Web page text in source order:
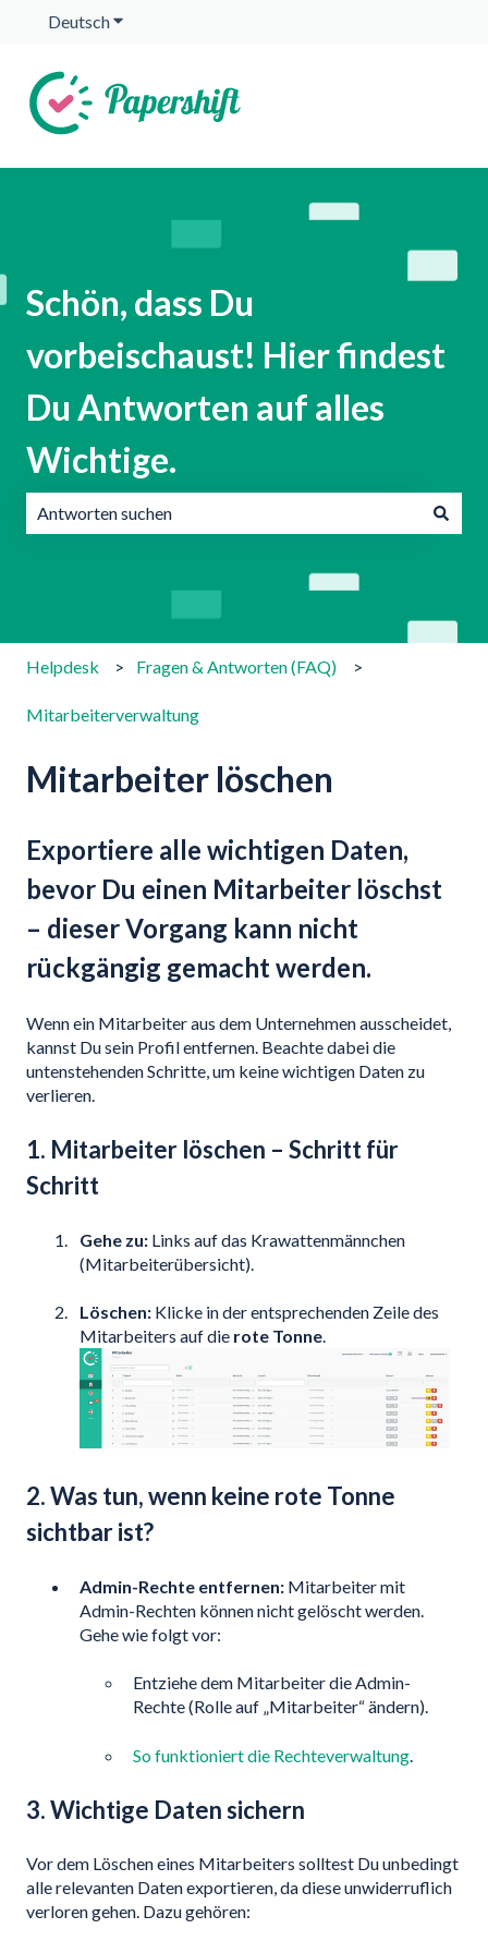
DeutschUntermenü für Übersetzungen anzeigen
Schön, dass Du
vorbeischaust! Hier findest
Du Antworten auf alles
Wichtige.
Helpdesk Fragen & Antworten (FAQ)
Mitarbeiterverwaltung
Mitarbeiter löschen
Exportiere alle wichtigen Daten,
bevor Du einen Mitarbeiter löschst
– dieser Vorgang kann nicht
rückgängig gemacht werden.
Wenn ein Mitarbeiter aus dem Unternehmen ausscheidet,
kannst Du sein Profil entfernen. Beachte dabei die
untenstehenden Schritte, um keine wichtigen Daten zu
verlieren.
1. Mitarbeiter löschen – Schritt für
Schritt
Gehe zu: Links auf das Krawattenmännchen
(Mitarbeiterübersicht).
Löschen: Klicke in der entsprechenden Zeile des
Mitarbeiters auf die rote Tonne.
2. Was tun, wenn keine rote Tonne
sichtbar ist?
Admin-Rechte entfernen: Mitarbeiter mit
Admin-Rechten können nicht gelöscht werden.
Gehe wie folgt vor:
Entziehe dem Mitarbeiter die Admin-
Rechte (Rolle auf „Mitarbeiter“ ändern).
So funktioniert die Rechteverwaltung
3. Wichtige Daten sichern
Vor dem Löschen eines Mitarbeiters solltest Du unbedingt
alle relevanten Daten exportieren, da diese unwiderruflich
verloren gehen. Dazu gehören: